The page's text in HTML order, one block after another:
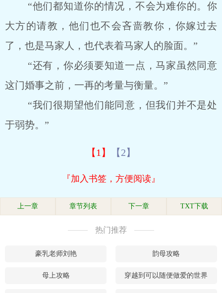
“他们都知道你的情况，不会为难你的。你
大方的请教，他们也不会吝啬教你，你嫁过去
了，也是马家人，也代表着马家人的脸面。”
“还有，你必须要知道一点，马家虽然同意
这门婚事之前，一再的考量与衡量。”
“我们很期望他们能同意，但我们并不是处
于弱势。”
【1】 【2】
『加入书签，方便阅读』
上一章 章节列表 下一章 TXT下载
热门推荐
豪乳老师刘艳 韵母攻略
母上攻略 穿越到可以随便做爱的世界